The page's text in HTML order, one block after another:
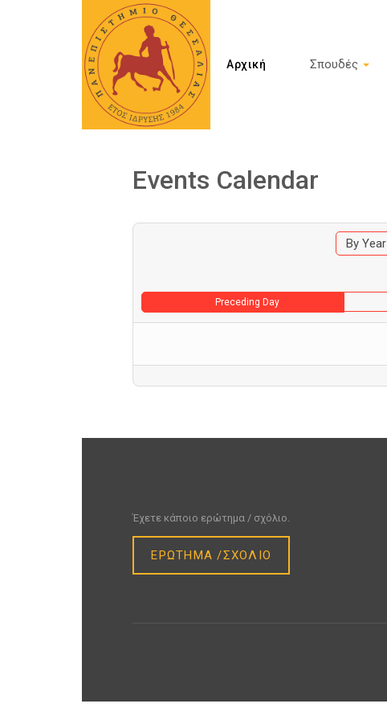
Αρχική Σπουδές
Events Calendar
By Year
Preceding Day
Έχετε κάποιο ερώτημα / σχόλιο.
ΕΡΩΤΗΜΑ /ΣΧΟΛΙΟ